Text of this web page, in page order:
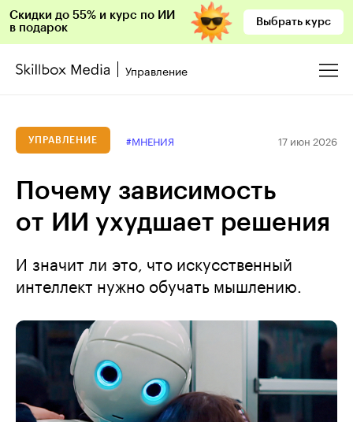
Скидки до 55% и курс по ИИ
в подарок
Выбрать курс
Управление
УПРАВЛЕНИЕ #МНЕНИЯ 17 июн 2026
Почему зависимость
от ИИ ухудшает решения
И значит ли это, что искусственный
интеллект нужно обучать мышлению.